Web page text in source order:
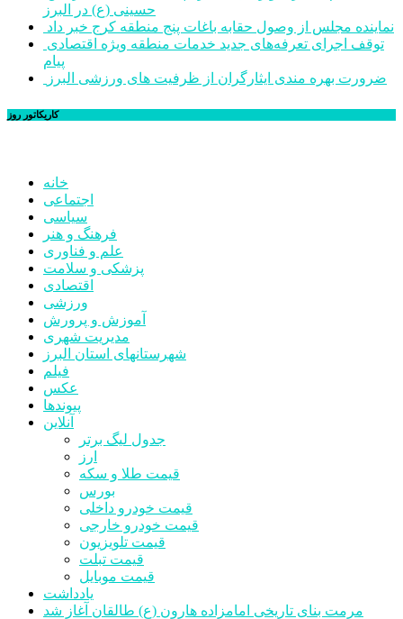
حسینی (ع) در البرز
نماینده مجلس از وصول حقابه باغات پنج منطقه کرج خبر داد
پیام
ضرورت بهره مندی ایثارگران از ظرفیت های ورزشی البرز
کاریکاتور روز
خانه
اجتماعی
سیاسی
فرهنگ و هنر
علم و فناوری
پزشکی و سلامت
اقتصادی
ورزشی
آموزش و پرورش
مدیریت شهری
شهرستانهای استان البرز
فیلم
عکس
پیوندها
آنلاین
جدول لیگ برتر
ارز
قیمت طلا و سکه
بورس
قیمت خودرو داخلی
قیمت خودرو خارجی
قیمت تلویزیون
قیمت تبلت
قیمت موبایل
یادداشت
مرمت بنای تاریخی امامزاده هارون (ع) طالقان آغاز شد